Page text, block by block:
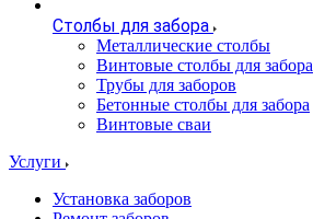
Столбы для забора
Металлические столбы
Винтовые столбы для забора
Трубы для заборов
Бетонные столбы для забора
Винтовые сваи
Услуги
Установка заборов